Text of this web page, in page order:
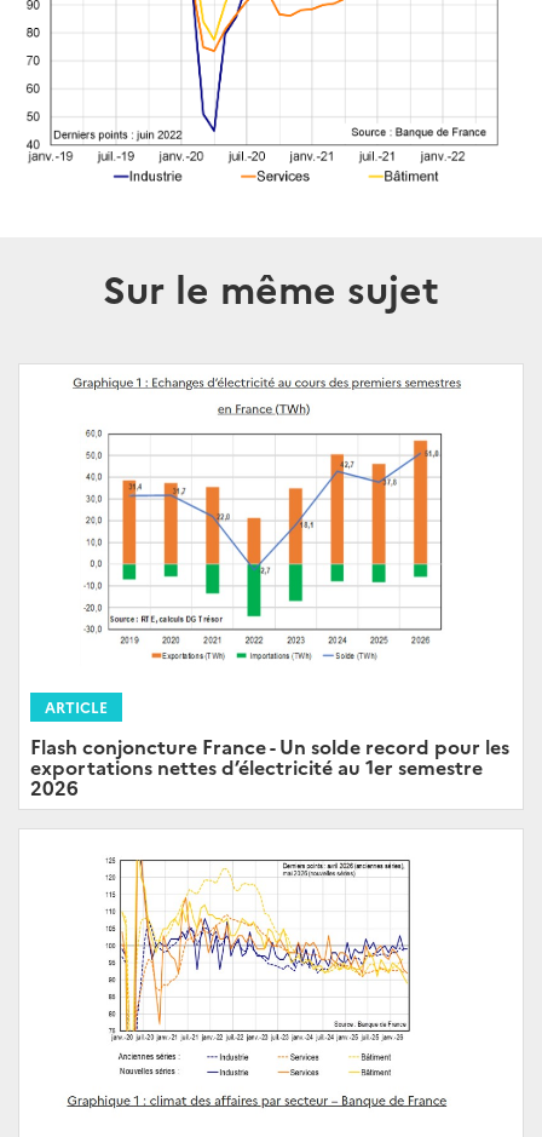
Sur le même sujet
ARTICLE
Flash conjoncture France - Un solde record pour les
exportations nettes d’électricité au 1er semestre
2026